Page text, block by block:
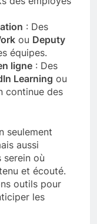
: Des
ou Deputy
équipes.
ligne : Des
Learning ou
continue des
seulement
aussi
où
et écouté.
outils pour
les